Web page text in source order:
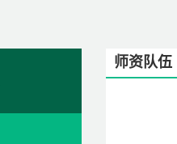
师资队伍